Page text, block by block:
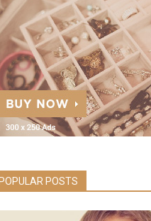
POSTS